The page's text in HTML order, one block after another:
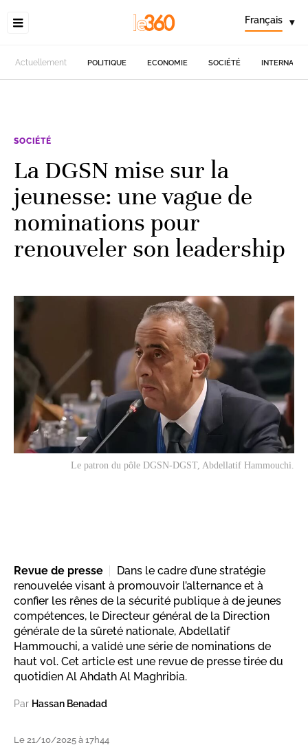
Français ▾
Actuellement POLITIQUE ECONOMIE SOCIÉTÉ
SOCIÉTÉ
La DGSN mise sur la
jeunesse: une vague de
nominations pour
renouveler son leadership
Le patron du pôle DGSN-DGST, Abdellatif Hammouchi.
Revue de presse
Dans le cadre d’une stratégie
renouvelée visant à promouvoir l’alternance et à
confier les rênes de la sécurité publique à de jeunes
compétences, le Directeur général de la Direction
générale de la sûreté nationale, Abdellatif
Hammouchi, a validé une série de nominations de
haut vol. Cet article est une revue de presse tirée du
quotidien Al Ahdath Al Maghribia.
Par Hassan Benadad
Le 21/10/2025 à 17h44